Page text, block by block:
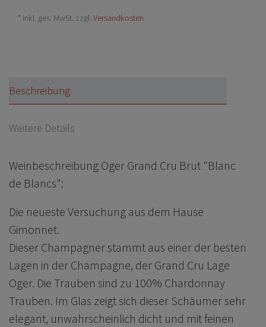
* inkl. ges. MwSt. zzgl. Versandkosten
Beschreibung
Weitere Details
Weinbeschreibung Oger Grand Cru Brut "Blanc
de Blancs":
Die neueste Versuchung aus dem Hause
Gimonnet.
Dieser Champagner stammt aus einer der besten
Lagen in der Champagne, der Grand Cru Lage
Oger. Die Trauben sind zu 100% Chardonnay
Trauben. Im Glas zeigt sich dieser Schäumer sehr
elegant, unwahrscheinlich dicht und mit feinen